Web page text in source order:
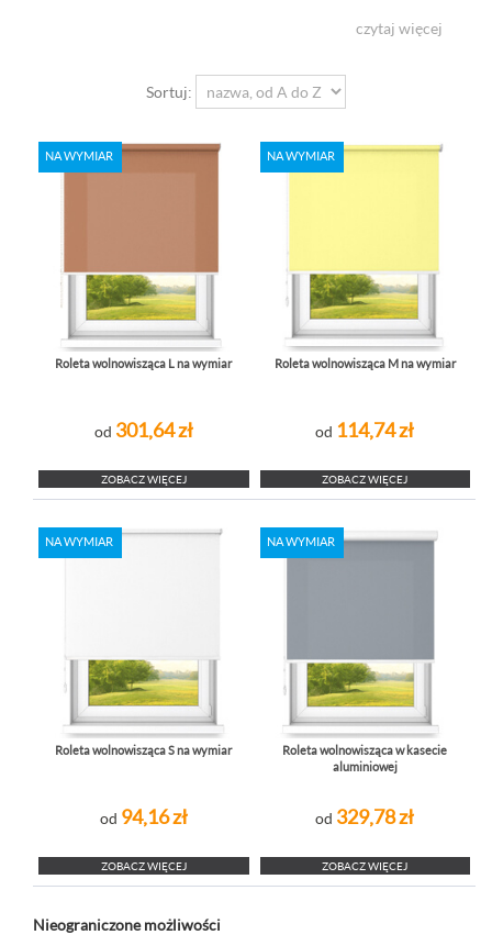
czytaj więcej
Sortuj:
Roleta wolnowisząca L na wymiar
od 301,64 zł
ZOBACZ WIĘCEJ
NA WYMIAR
Roleta wolnowisząca M na wymiar
od 114,74 zł
ZOBACZ WIĘCEJ
NA WYMIAR
Roleta wolnowisząca S na wymiar
od 94,16 zł
ZOBACZ WIĘCEJ
NA WYMIAR
Roleta wolnowisząca w kasecie
aluminiowej
od 329,78 zł
ZOBACZ WIĘCEJ
NA WYMIAR
Nieograniczone możliwości